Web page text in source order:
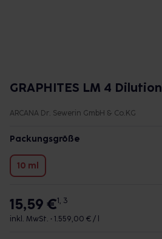
GRAPHITES LM 4 Dilution
ARCANA Dr. Sewerin GmbH & Co.KG
Packungsgröße
10 ml
15,59 €1, 3
inkl. MwSt. • 1.559,00 € / l